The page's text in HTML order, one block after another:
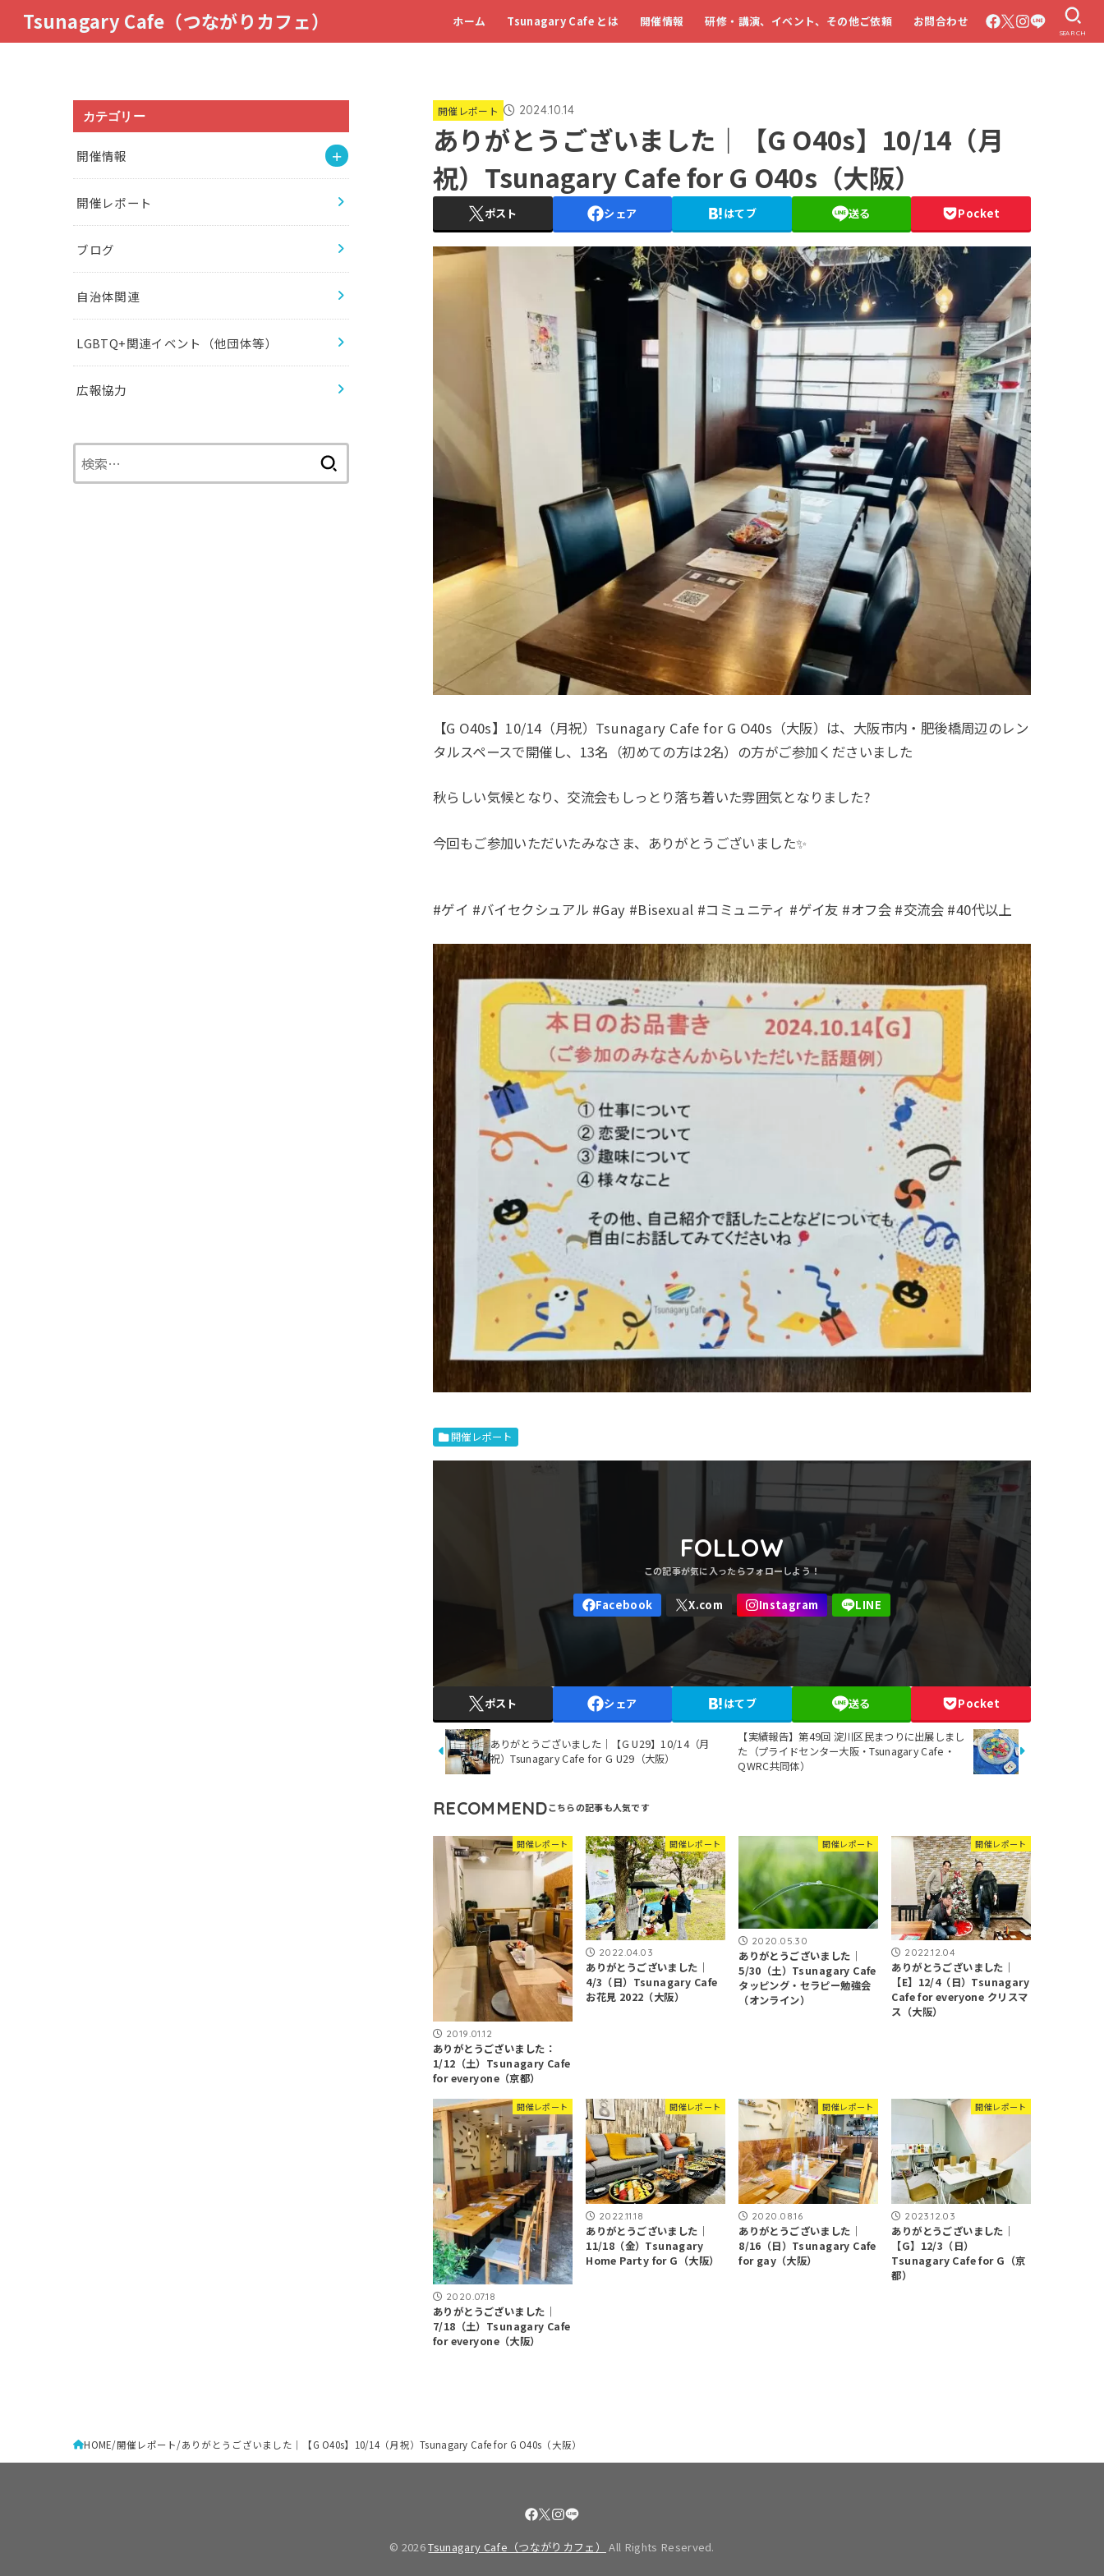
Tsunagary Cafe（つながりカフェ） ホーム Tsunagary Cafe とは 開催情報 研修・講演、イベント、その他ご依頼 お問合わせ
SEARCH
開催レポート 2024.10.14
ありがとうございました｜【G O40s】10/14（月
祝）Tsunagary Cafe for G O40s（大阪）
ポスト シェア はてブ 送る Pocket
【G O40s】10/14（月祝）Tsunagary Cafe for G O40s（大阪）は、大阪市内・肥後橋周辺のレン
タルスペースで開催し、13名（初めての方は2名）の方がご参加くださいました
秋らしい気候となり、交流会もしっとり落ち着いた雰囲気となりました?
今回もご参加いただいたみなさま、ありがとうございました✨
#ゲイ #バイセクシュアル #Gay #Bisexual #コミュニティ #ゲイ友 #オフ会 #交流会 #40代以上
開催レポート
FOLLOW
ポスト シェア はてブ 送る Pocket
ありがとうございました｜【G U29】10/14（月
祝）Tsunagary Cafe for G U29（大阪）
【実績報告】第49回 淀川区民まつりに出展しまし
た（プライドセンター大阪・Tsunagary Cafe・
QWRC共同体）
RECOMMEND
開催レポート
2019.01.12
ありがとうございました：
1/12（土）Tsunagary Cafe
for everyone（京都）
開催レポート
2022.04.03
ありがとうございました｜
4/3（日）Tsunagary Cafe
お花見 2022（大阪）
開催レポート
2020.05.30
ありがとうございました｜
5/30（土）Tsunagary Cafe
タッピング・セラピー勉強会
（オンライン）
開催レポート
2022.12.04
ありがとうございました｜
【E】12/4（日）Tsunagary
Cafe for everyone クリスマ
ス（大阪）
開催レポート
2020.07.18
ありがとうございました｜
7/18（土）Tsunagary Cafe
for everyone（大阪）
開催レポート
2022.11.18
ありがとうございました｜
11/18（金）Tsunagary
Home Party for G（大阪）
開催レポート
2020.08.16
ありがとうございました｜
8/16（日）Tsunagary Cafe
for gay（大阪）
開催レポート
2023.12.03
ありがとうございました｜
【G】12/3（日）
Tsunagary Cafe for G（京
都）
カテゴリー
開催情報
開催レポート
ブログ
自治体関連
LGBTQ+関連イベント（他団体等）
広報協力
HOME 開催レポート ありがとうございました｜【G O40s】10/14（月祝）Tsunagary Cafe for G O40s（大阪）
© 2026Tsunagary Cafe（つながりカフェ） All Rights Reserved.